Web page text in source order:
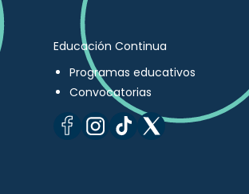
Educación Continua
Programas educativos
Convocatorias